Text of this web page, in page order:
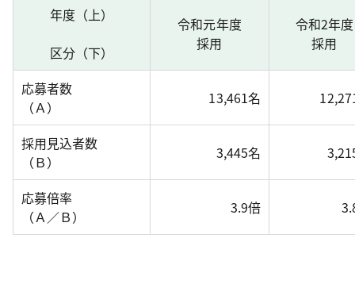
年度（上）
区分（下）
令和元年度
採用
令和2年度
採用
応募者数
（Ａ）
13,461名
採用見込者数
（Ｂ）
3,445名
応募倍率
（Ａ／Ｂ）
3.9倍